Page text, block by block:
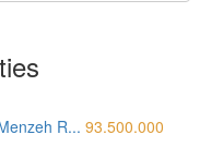
R... 93.500.000